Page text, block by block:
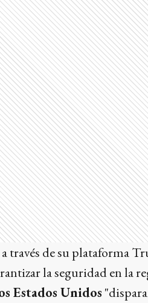
través de su plataforma
la seguridad en la
Estados Unidos